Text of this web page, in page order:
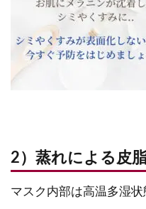
2）蒸れによる皮
マスク内部は高温多湿状